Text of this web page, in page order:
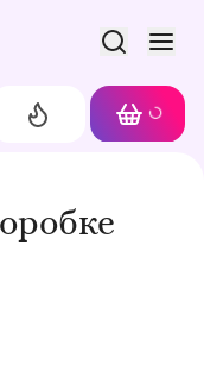
Акции
Корзина